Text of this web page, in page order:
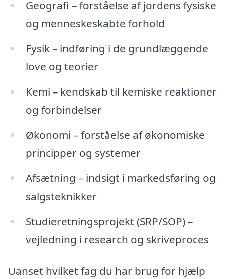
Geografi – forståelse af jordens fysiske
og menneskeskabte forhold
Fysik – indføring i de grundlæggende
love og teorier
Kemi – kendskab til kemiske reaktioner
og forbindelser
Økonomi – forståelse af økonomiske
principper og systemer
Afsætning – indsigt i markedsføring og
salgsteknikker
Studieretningsprojekt (SRP/SOP) –
vejledning i research og skriveproces
Uanset hvilket fag du har brug for hjælp